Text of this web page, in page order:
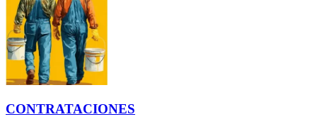
CONTRATACIONES